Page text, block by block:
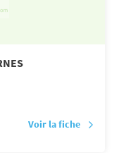
Voir la fiche